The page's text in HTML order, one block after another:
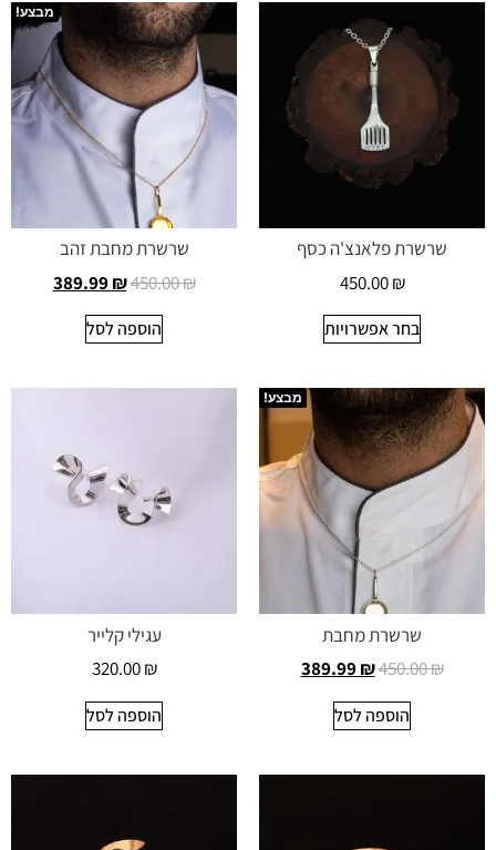
שרשרת פלאנצ'ה כסף
450.00₪
בחר אפשרויות
מבצע!
שרשרת מחבת זהב
450.00₪
389.99₪
הוספה לסל
מבצע!
שרשרת מחבת
450.00₪
389.99₪
הוספה לסל
עגילי קלייר
320.00₪
הוספה לסל